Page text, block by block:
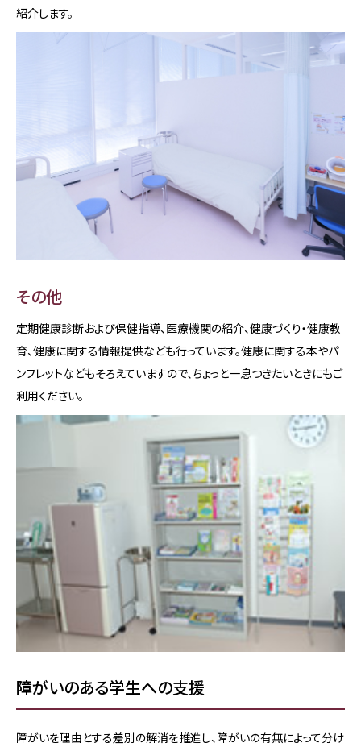
紹介します。
その他
定期健康診断および保健指導、医療機関の紹介、健康づくり・健康教
育、健康に関する情報提供なども行っています。健康に関する本やパ
ンフレットなどもそろえていますので、ちょっと一息つきたいときにもご
利用ください。
障がいのある学生への支援
障がいを理由とする差別の解消を推進し、障がいの有無によって分け